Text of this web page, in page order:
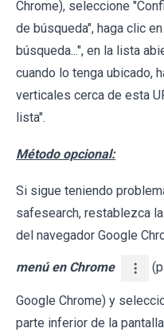
Chrome), seleccione
de búsqueda", haga clic
búsqueda...", en la lista
cuando lo tenga ubicado,
verticales cerca de esta
lista".
Método opcional:
Si sigue teniendo
safesearch, restablezca
del navegador Google
menú en Chrome
Google Chrome) y
parte inferior de la